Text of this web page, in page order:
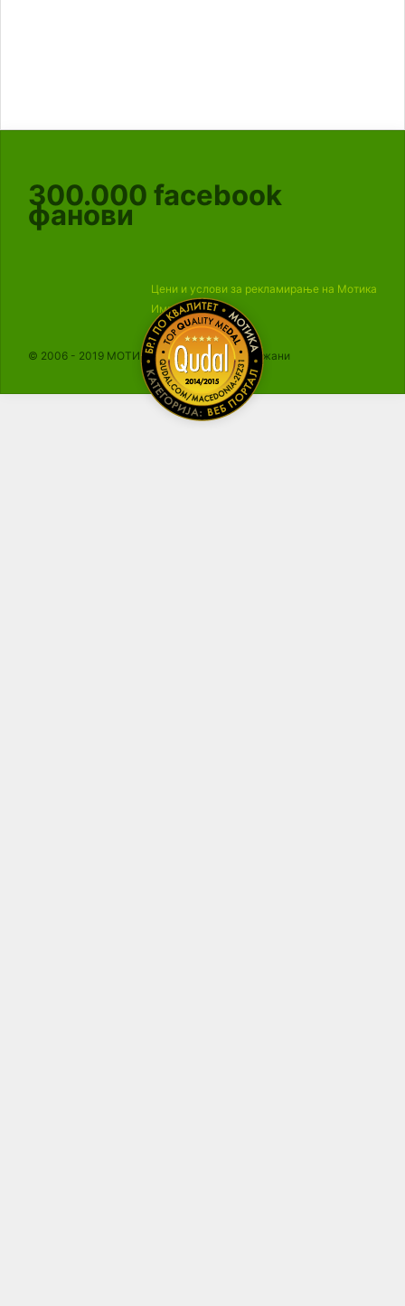
300.000 facebook
фанови
Цени и услови за рекламирање на Мотика
Импресум
© 2006 - 2019 МОТИКА, Сите права се задржани